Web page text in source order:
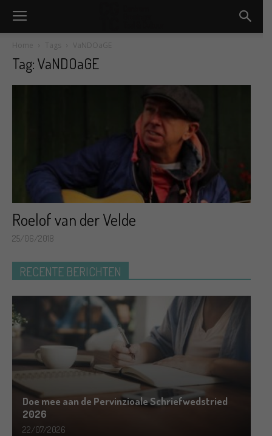
Home Tags VaNDOaGE
Tag: VaNDOaGE
Roelof van der Velde
25/06/2018
RECENTE BERICHTEN
Doe mee aan de Pervinzioale Schriefwedstried
2026
22/07/2026